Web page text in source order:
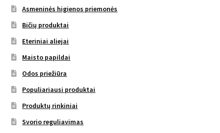
Asmeninės higienos priemonės
Bičių produktai
Eteriniai aliejai
Maisto papildai
Odos priežiūra
Populiariausi produktai
Produktų rinkiniai
Svorio reguliavimas